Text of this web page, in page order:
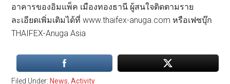
อาคารของอิมแพ็ค เมืองทองธานี ผู้สนใจติดตามราย
ละเอียดเพิ่มเติมได้ที่ www.thaifex-anuga.com หรือเฟซบุ๊ก
THAIFEX-Anuga Asia
Filed Under: News ,Activity